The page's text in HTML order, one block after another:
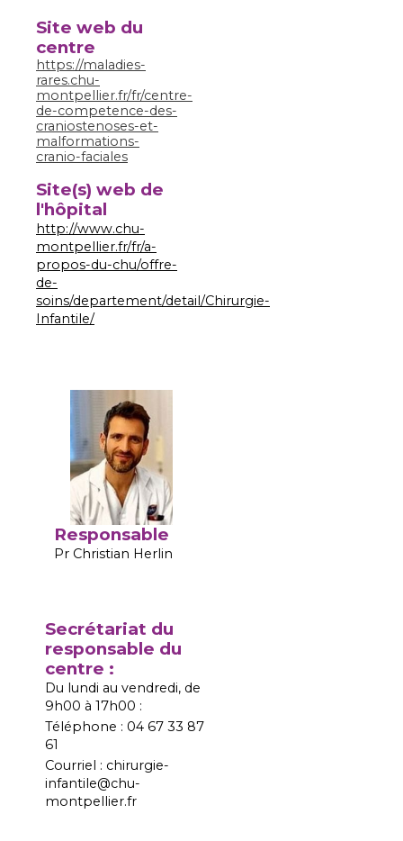
Site web du
centre
https://maladies-
rares.chu-
montpellier.fr/fr/centre-
de-competence-des-
craniostenoses-et-
malformations-
cranio-faciales
Site(s) web de
l'hôpital
http://www.chu-
montpellier.fr/fr/a-
propos-du-chu/offre-
de-
soins/departement/detail/Chirurgie-
Infantile/
Responsable
Pr Christian Herlin
Secrétariat du
responsable du
centre :
Du lundi au vendredi, de
9h00 à 17h00 :
Téléphone : 04 67 33 87
61
Courriel : chirurgie-
infantile@chu-
montpellier.fr